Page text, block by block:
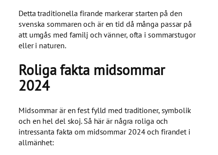
Detta traditionella firande markerar starten på den
svenska sommaren och är en tid då många passar på
att umgås med familj och vänner, ofta i sommarstugor
eller i naturen.
Roliga fakta midsommar
2024
Midsommar är en fest fylld med traditioner, symbolik
och en hel del skoj. Så här är några roliga och
intressanta fakta om midsommar 2024 och firandet i
allmänhet: